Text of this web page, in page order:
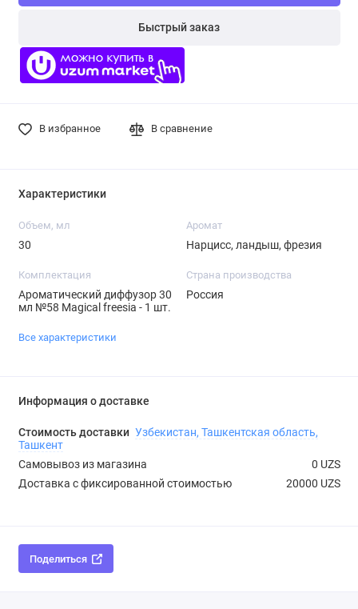
Быстрый заказ
В избранное В сравнение
Характеристики
Объем, мл
30
Аромат
Нарцисс, ландыш, фрезия
Комплектация
Ароматический диффузор 30
мл №58 Magical freesia - 1 шт.
Страна производства
Россия
Все характеристики
Информация о доставке
Стоимость доставки Узбекистан, Ташкентская область,
Ташкент
Самовывоз из магазина
0 UZS
Доставка с фиксированной стоимостью
20000 UZS
Поделиться